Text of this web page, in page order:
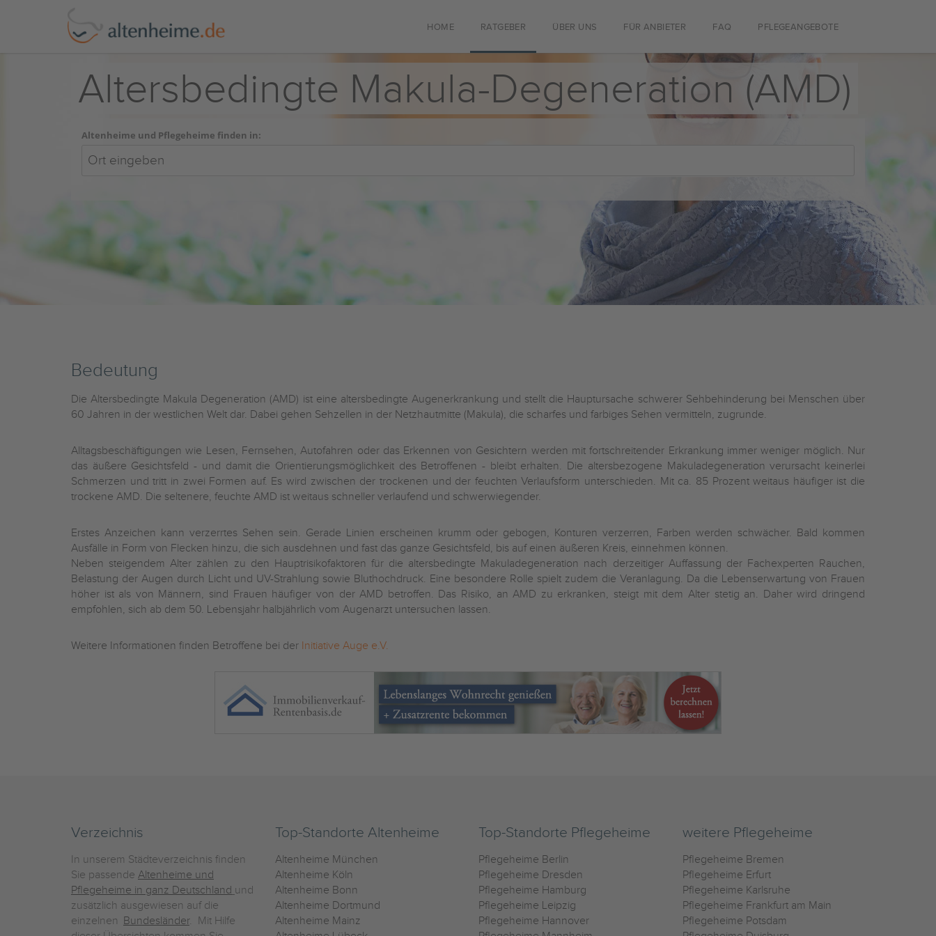
HOME RATGEBER ÜBER UNS FÜR ANBIETER FAQ PFLEGEANGEBOTE
Altersbedingte Makula-Degeneration (AMD)
Altenheime und Pflegeheime finden in:
Bedeutung
Die Altersbedingte Makula Degeneration (AMD) ist eine altersbedingte Augenerkrankung und stellt die Hauptursache schwerer Sehbehinderung bei Menschen über
60 Jahren in der westlichen Welt dar. Dabei gehen Sehzellen in der Netzhautmitte (Makula), die scharfes und farbiges Sehen vermitteln, zugrunde.
Alltagsbeschäftigungen wie Lesen, Fernsehen, Autofahren oder das Erkennen von Gesichtern werden mit fortschreitender Erkrankung immer weniger möglich. Nur
das äußere Gesichtsfeld - und damit die Orientierungsmöglichkeit des Betroffenen - bleibt erhalten. Die altersbezogene Makuladegeneration verursacht keinerlei
Schmerzen und tritt in zwei Formen auf. Es wird zwischen der trockenen und der feuchten Verlaufsform unterschieden. Mit ca. 85 Prozent weitaus häufiger ist die
trockene AMD. Die seltenere, feuchte AMD ist weitaus schneller verlaufend und schwerwiegender.
Erstes Anzeichen kann verzerrtes Sehen sein. Gerade Linien erscheinen krumm oder gebogen, Konturen verzerren, Farben werden schwächer. Bald kommen
Ausfälle in Form von Flecken hinzu, die sich ausdehnen und fast das ganze Gesichtsfeld, bis auf einen äußeren Kreis, einnehmen können.
Neben steigendem Alter zählen zu den Hauptrisikofaktoren für die altersbedingte Makuladegeneration nach derzeitiger Auffassung der Fachexperten Rauchen,
Belastung der Augen durch Licht und UV-Strahlung sowie Bluthochdruck. Eine besondere Rolle spielt zudem die Veranlagung. Da die Lebenserwartung von Frauen
höher ist als von Männern, sind Frauen häufiger von der AMD betroffen. Das Risiko, an AMD zu erkranken, steigt mit dem Alter stetig an. Daher wird dringend
empfohlen, sich ab dem 50. Lebensjahr halbjährlich vom Augenarzt untersuchen lassen.
Weitere Informationen finden Betroffene bei der Initiative Auge e.V.
Verzeichnis
In unserem Städteverzeichnis finden
Sie passende Altenheime und
Pflegeheime in ganz Deutschland und
zusätzlich ausgewiesen auf die
einzelnen Bundesländer. Mit Hilfe
Top-Standorte Altenheime
Altenheime München
Altenheime Köln
Altenheime Bonn
Altenheime Dortmund
Altenheime Mainz
Top-Standorte Pflegeheime
Pflegeheime Berlin
Pflegeheime Dresden
Pflegeheime Hamburg
Pflegeheime Leipzig
Pflegeheime Hannover
weitere Pflegeheime
Pflegeheime Bremen
Pflegeheime Erfurt
Pflegeheime Karlsruhe
Pflegeheime Frankfurt am Main
Pflegeheime Potsdam